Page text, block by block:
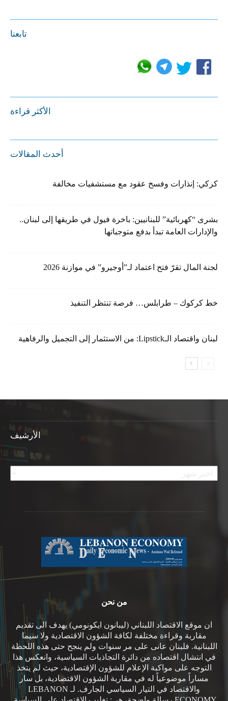
تابعنا
الأكثر قراءة
أحدث المقالات
كركي: إنذارات وفسخ عقود مع مستشفيات مخالفة
بشرى “كهربائية” للبنانيين: باخرة فيول في طريقها إلى لبنان..
والإدارات العامة تبدأ بدفع متوجباتها
لجنة المال تقرّ فتح اعتماد لـ”أوجيرو” في موازنة 2026
خط كركوك – طرابلس… فرصة تنتظر التنفيذ
لبنان واقتصاد الـLipstick: من الاستثمار إلى التجميل والرفاهية
الأرشيف
الأرشيف
من نحن
ان موقع الاقتصاد اللبناني (ليبانون ايكونومي) يهدف الى تقديم
مقاربة وقراءة مختلفة لكافة الشؤون الاقتصادية ولا سيما
اللبنانية. فلبنان عانى على مر سنوات ولم ينجح حتى هذه اللحظة
في انتشال اقتصاده من دائرة التجاذبات السياسية، وانعكس هذا
التوجه على مواكبة الإعلام للشؤون الإقتصادية، حيث لم يتخذ
مساراً موضوعياً له في مقاربة الشؤون الاقتصادية، بل سار
والاقتصاد في التيار السياسي الجارف. لـ LEBANON